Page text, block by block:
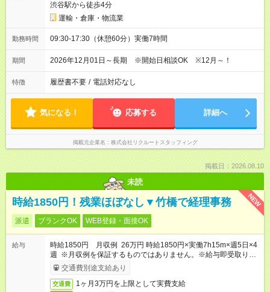
渋谷駅から徒歩4分
運輸・倉庫・物流業
勤務時間 09:30-17:30（休憩60分）実働7時間
期間 2026年12月01日～長期 ※開始日相談OK ※12月～！
特徴 履歴書不要 / 電話対応なし
気になる！ 応募する 詳細へ
掲載元企業名 株式会社リクルートスタッフィング
掲載日：2026.08.10
未読
NEW
時給1850円！残業ほぼなし▼竹橋で経理事務
派遣 ブランクOK WEB登録・面接OK
給与
時給1850円 月収例 26万円 時給1850円×実働7h15m×週5日×4
週 ※月収例を保証するものではありません。※給与即受取りサ
ービス利用可（利用条件有）
交通費別途支給あり
交通費 1ヶ月3万円を上限として実費支給